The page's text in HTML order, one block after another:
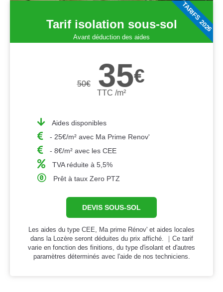
Tarif isolation sous-sol
Avant déduction des aides
50€ 35€
TTC /m²
Aides disponibles
- 25€/m² avec Ma Prime Renov'
- 8€/m² avec les CEE
TVA réduite à 5,5%
Prêt à taux Zero PTZ
DEVIS SOUS-SOL
Les aides du type CEE, Ma prime Rénov' et aides locales
dans la Lozère seront déduites du prix affiché. ｜Ce tarif
varie en fonction des finitions, du type d'isolant et d'autres
paramètres déterminés avec l'aide de nos techniciens.
TARIFS 2026